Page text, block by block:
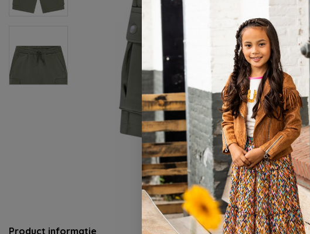
Product informatie